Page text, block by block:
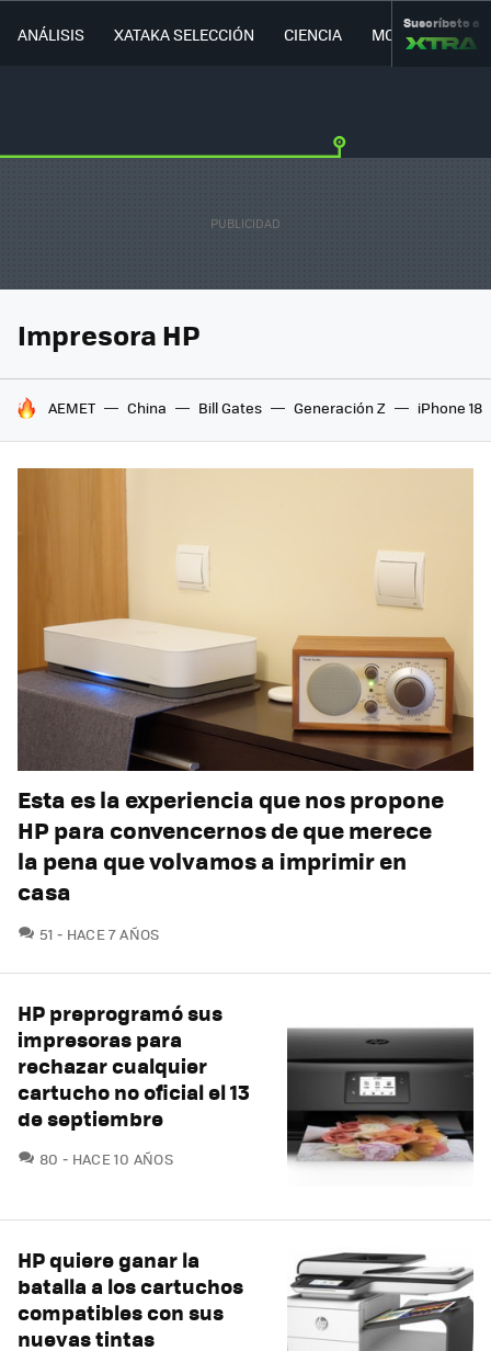
ANÁLISIS XATAKA SELECCIÓN CIENCIA MOVILIDAD
Suscríbete a
Impresora HP
HOY SE HABLA DE
AEMET China Bill Gates Generación Z iPhone 18
Esta es la experiencia que nos propone
HP para convencernos de que merece
la pena que volvamos a imprimir en
casa
51 COMENTARIOS
HACE 7 AÑOS
HP preprogramó sus
impresoras para
rechazar cualquier
cartucho no oficial el 13
de septiembre
80 COMENTARIOS
HACE 10 AÑOS
HP quiere ganar la
batalla a los cartuchos
compatibles con sus
nuevas tintas